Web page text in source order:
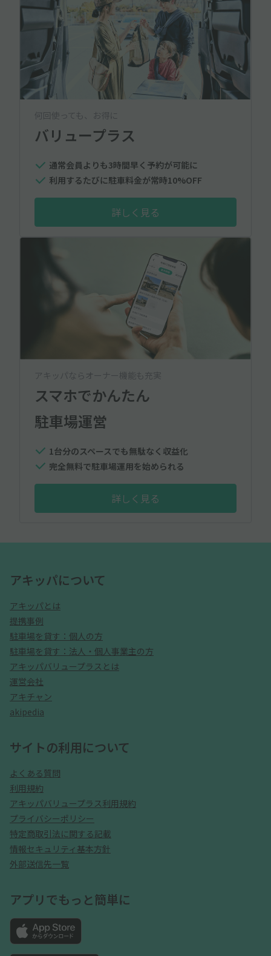
何回使っても、お得に
バリュープラス
通常会員よりも3時間早く予約が可能に
利用するたびに駐車料金が常時10%OFF
詳しく見る
アキッパならオーナー機能も充実
スマホでかんたん
駐車場運営
1台分のスペースでも無駄なく収益化
完全無料で駐車場運用を始められる
詳しく見る
アキッパについて
アキッパとは
提携事例
駐車場を貸す：個人の方
駐車場を貸す：法人・個人事業主の方
アキッパバリュープラスとは
運営会社
アキチャン
akipedia
サイトの利用について
よくある質問
利用規約
アキッパバリュープラス利用規約
プライバシーポリシー
特定商取引法に関する記載
情報セキュリティ基本方針
外部送信先一覧
アプリでもっと簡単に